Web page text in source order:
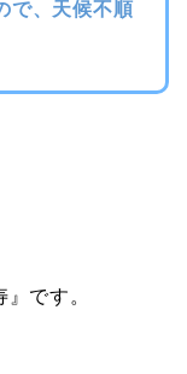
で、天候不順
です。